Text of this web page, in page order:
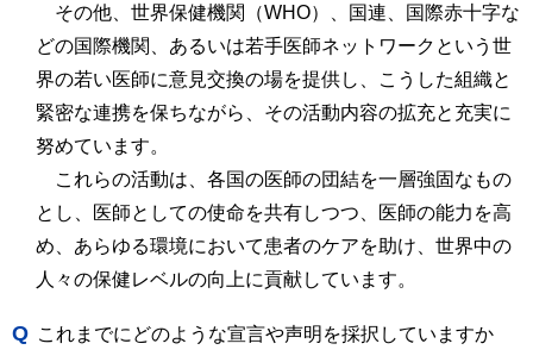
その他、世界保健機関（WHO）、国連、国際赤十字な
どの国際機関、あるいは若手医師ネットワークという世
界の若い医師に意見交換の場を提供し、こうした組織と
緊密な連携を保ちながら、その活動内容の拡充と充実に
努めています。
これらの活動は、各国の医師の団結を一層強固なもの
とし、医師としての使命を共有しつつ、医師の能力を高
め、あらゆる環境において患者のケアを助け、世界中の
人々の保健レベルの向上に貢献しています。
Q これまでにどのような宣言や声明を採択していますか